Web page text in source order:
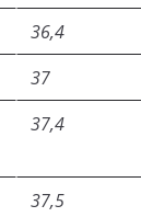
36,4
37
37,4
37,5